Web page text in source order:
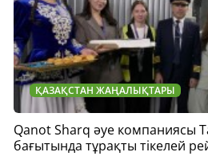
ҚАЗАҚСТАН ЖАҢАЛЫҚТАРЫ
Qanot Sharq әуе компаниясы
бағытында тұрақты тікелей